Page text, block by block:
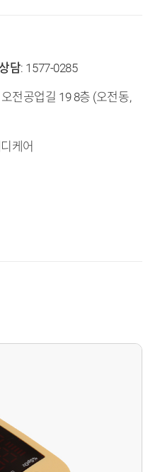
담: 1577-0285
전공업길 19 8층 (오전동,
케어